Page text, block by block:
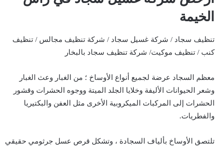
الخيمة
تنظيف سجاد / شركة غسيل سجاد / شركة تنظيف مجالس / تنظيف
كنب / تنظيف موكيت/ شركة تنظيف سجاد بالبخار
معظم السجاد عرضة لجميع أنواع الأوساخ ؛ من الغبار وعث الغبار
وشعر الحيوانات الأليفة وخلايا الجلد الميتة ووجوه الحشرات وقشور
الحشرات إلى المركبات الميكروبية الأخرى مثل العفن والبكتيريا
والفطريات.
تلتصق الأوساخ بألياف السجادة ، وتشكل قرص عسل جرثومي حقيقي